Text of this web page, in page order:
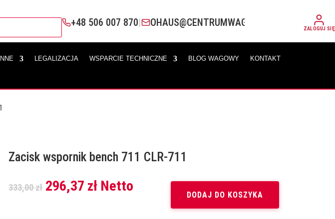
+48 506 007 870| OHAUS@CENTRUMWAG.PL
ZALOGUJ SIĘ
LEGALIZACJA WSPARCIE TECHNICZNE BLOG WAGOWY
KONTAKT
Zacisk wspornik bench 711 CLR-711
333,00zł Pierwotna
cena
296,37 złAktualna
Netto
DODAJ DO KOSZYKA